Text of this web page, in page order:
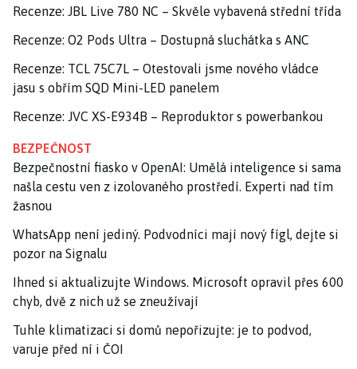
Recenze: JBL Live 780 NC – Skvěle vybavená střední třída
Recenze: O2 Pods Ultra – Dostupná sluchátka s ANC
Recenze: TCL 75C7L – Otestovali jsme nového vládce
jasu s obřím SQD Mini-LED panelem
Recenze: JVC XS-E934B – Reproduktor s powerbankou
BEZPEČNOST
Bezpečnostní fiasko v OpenAI: Umělá inteligence si sama
našla cestu ven z izolovaného prostředí. Experti nad tím
žasnou
WhatsApp není jediný. Podvodníci mají nový fígl, dejte si
pozor na Signalu
Ihned si aktualizujte Windows. Microsoft opravil přes 600
chyb, dvě z nich už se zneužívají
Tuhle klimatizaci si domů nepořizujte: je to podvod,
varuje před ní i ČOI